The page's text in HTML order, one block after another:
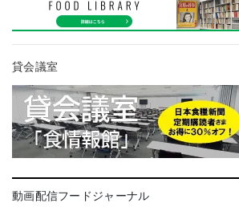
貸会議室
動画配信フードジャーナル